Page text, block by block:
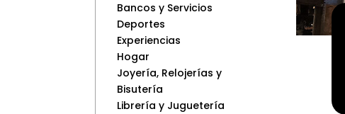
Bancos y Servicios
Deportes
Experiencias
Hogar
Joyería, Relojerías y
Bisutería
Librería y Juguetería